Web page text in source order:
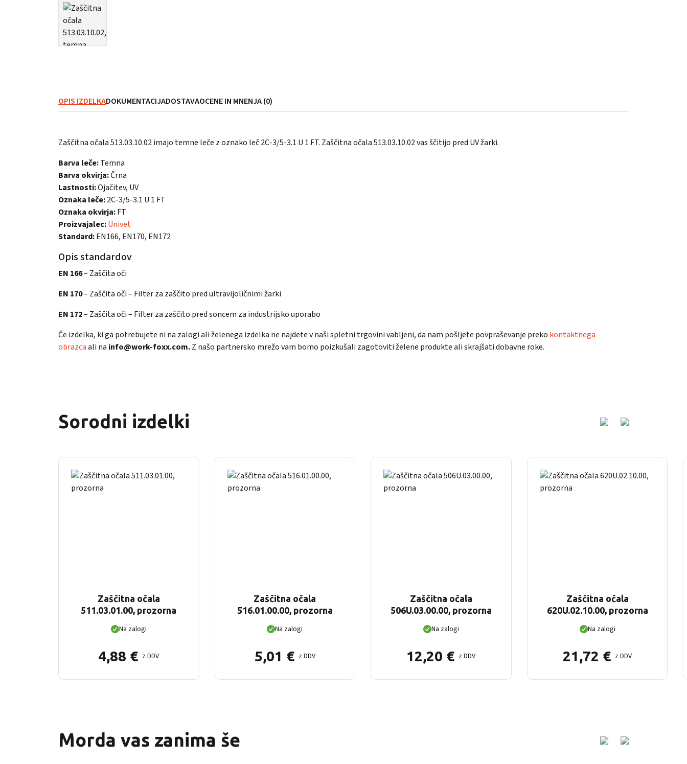
OPIS IZDELKADOKUMENTACIJADOSTAVAOCENE IN MNENJA (0)
Zaščitna očala 513.03.10.02 imajo temne leče z oznako leč 2C-3/5-3.1 U 1 FT. Zaščitna očala 513.03.10.02 vas ščitijo pred UV žarki.
Barva leče:Temna
Barva okvirja:Črna
Lastnosti:Ojačitev, UV
Oznaka leče:2C-3/5-3.1 U 1 FT
Oznaka okvirja:FT
Proizvajalec:Univet
Standard:EN166, EN170, EN172
Opis standardov
EN 166– Zaščita oči
EN 170– Zaščita oči – Filter za zaščito pred ultravijoličnimi žarki
EN 172– Zaščita oči – Filter za zaščito pred soncem za industrijsko uporabo
Če izdelka, ki ga potrebujete ni na zalogi ali želenega izdelka ne najdete v naši spletni trgovini vabljeni, da nam pošljete povpraševanje preko kontaktnega
obrazcaali na info@work-foxx.com.Z našo partnersko mrežo vam bomo poizkušali zagotoviti želene produkte ali skrajšati dobavne roke.
Sorodni izdelki
Zaščitna očala
511.03.01.00, prozorna
Na zalogi
4,88 € z DDV
Zaščitna očala
516.01.00.00, prozorna
Na zalogi
5,01 € z DDV
Zaščitna očala
506U.03.00.00, prozorna
Na zalogi
12,20 € z DDV
Zaščitna očala
620U.02.10.00, prozorna
Na zalogi
21,72 € z DDV
Morda vas zanima še